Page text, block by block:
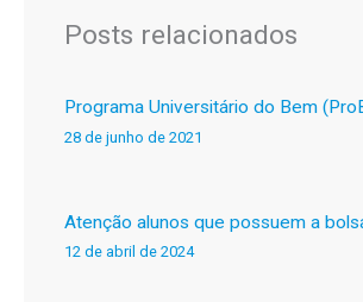
Posts relacionados
Programa Universitário do Bem
28 de junho de 2021
Atenção alunos que possuem a
12 de abril de 2024